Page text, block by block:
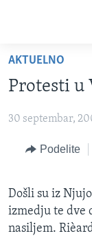
glavni
sadržaj
na
navigaciju
na
pretragu
AMERIKA
BALKAN
EKONOMIJA
NAUKA I
TV PROGRAM
OTVORENI
Learning English
PRATITE NAS
AKTUELNO
Protesti u
30 septembar,
Podelite
Došli su iz
izmedju te dve
nasiljem.